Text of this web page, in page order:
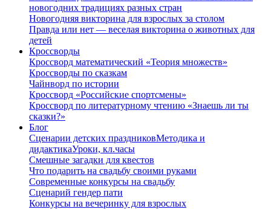
новогодних традициях разных стран
Новогодняя викторина для взрослых за столом
Правда или нет — веселая викторина о животных для
детей
Кроссворды
Кроссворд математический «Теория множеств»
Кроссворды по сказкам
Чайнворд по истории
Кроссворд «Российские спортсмены»
Кроссворд по литературному чтению «Знаешь ли ты
сказки?»
Блог
Сценарии детских праздниковМетодика и
дидактикаУроки, кл.часы
Смешные загадки для квестов
Что подарить на свадьбу своими руками
Современные конкурсы на свадьбу
Сценарий гендер пати
Конкурсы на вечеринку для взрослых